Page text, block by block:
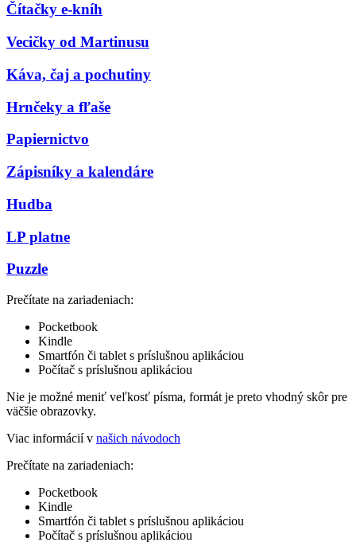
Čítačky e-kníh
Vecičky od Martinusu
Káva, čaj a pochutiny
Hrnčeky a fľaše
Papiernictvo
Zápisníky a kalendáre
Hudba
LP platne
Puzzle
Prečítate na zariadeniach:
Pocketbook
Kindle
Smartfón či tablet s príslušnou aplikáciou
Počítač s príslušnou aplikáciou
Nie je možné meniť veľkosť písma, formát je preto vhodný skôr pre
väčšie obrazovky.
Viac informácií v našich návodoch
Prečítate na zariadeniach:
Pocketbook
Kindle
Smartfón či tablet s príslušnou aplikáciou
Počítač s príslušnou aplikáciou